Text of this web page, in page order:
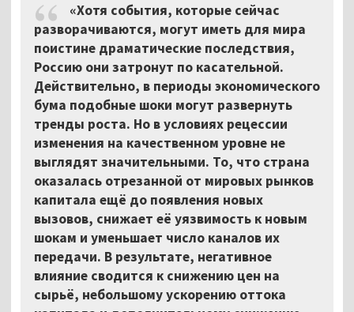
«Хотя события, которые сейчас
разворачиваются, могут иметь для мира
поистине драматические последствия,
Россию они затронут по касательной.
Действительно, в периоды экономического
бума подобные шоки могут развернуть
тренды роста. Но в условиях рецессии
изменения на качественном уровне не
выглядят значительными. То, что страна
оказалась отрезанной от мировых рынков
капитала ещё до появления новых
вызовов, снижает её уязвимость к новым
шокам и уменьшает число каналов их
передачи. В результате, негативное
влияние сводится к снижению цен на
сырьё, небольшому ускорению оттока